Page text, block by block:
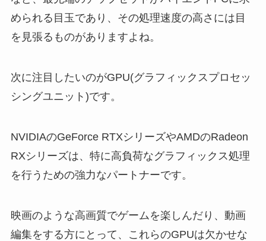
められる目玉であり、その処理速度の高さには目
を見張るものがありますよね。
次に注目したいのがGPU(グラフィックスプロセッ
シングユニット)です。
NVIDIAのGeForce RTXシリーズやAMDのRadeon
RXシリーズは、特に高負荷なグラフィックス処理
を行うための強力なパートナーです。
映画のような高画質でゲームを楽しんだり、動画
編集をする方にとって、これらのGPUは欠かせな